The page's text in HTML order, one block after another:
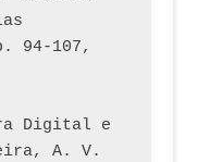
94-107,
Digital e
A. V.